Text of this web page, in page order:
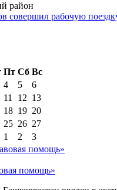
совершил рабочую
Пт Сб Вс
4 5
6
11 12 13
18 19 20
25 26 27
1 2 3
помощь»